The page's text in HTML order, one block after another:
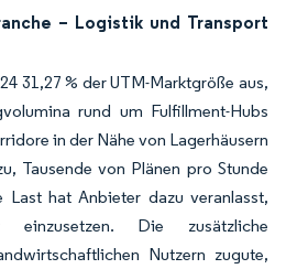
– Logistik und Transport
31,27 % der UTM-Marktgröße aus,
rund um Fulfillment-Hubs
in der Nähe von Lagerhäusern
Tausende von Plänen pro Stunde
Last hat Anbieter dazu veranlasst,
einzusetzen. Die zusätzliche
Nutzern zugute,